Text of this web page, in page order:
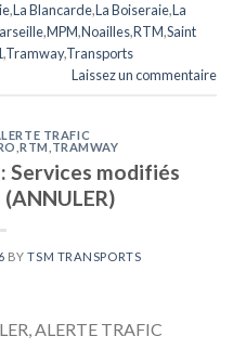
,La Blancarde,La Boiseraie,La
,MPM,Noailles,RTM,Saint
,Tramway,Transports
Laissez un commentaire
TRAFIC
,RTM TRAMWAY
Services modifiés
BYTSM TRANSPORTS
ALERTE TRAFIC